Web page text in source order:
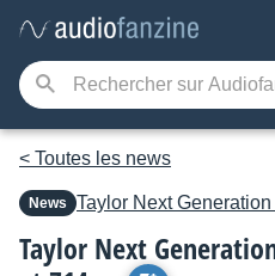
< Toutes les news
News Taylor Next
Taylor Next